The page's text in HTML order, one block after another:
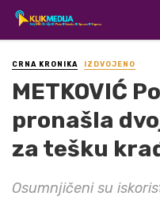
CRNA KRONIKA IZDVOJENO
METKOVIĆ
pronašla
za tešku
Osumnjičeni su